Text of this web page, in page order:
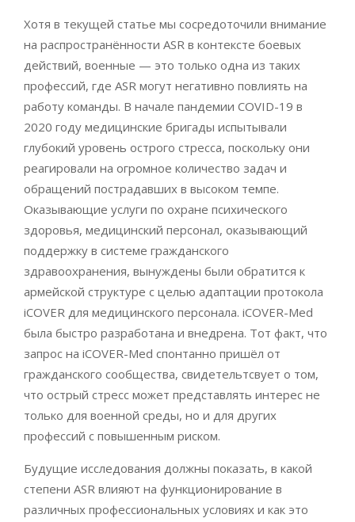
Хотя в текущей статье мы сосредоточили внимание
на распространённости ASR в контексте боевых
действий, военные — это только одна из таких
профессий, где ASR могут негативно повлиять на
работу команды. В начале пандемии COVID-19 в
2020 году медицинские бригады испытывали
глубокий уровень острого стресса, поскольку они
реагировали на огромное количество задач и
обращений пострадавших в высоком темпе.
Оказывающие услуги по охране психического
здоровья, медицинский персонал, оказывающий
поддержку в системе гражданского
здравоохранения, вынуждены были обратится к
армейской структуре с целью адаптации протокола
iCOVER для медицинского персонала. iCOVER-Med
была быстро разработана и внедрена. Тот факт, что
запрос на iCOVER-Med спонтанно пришёл от
гражданского сообщества, свидетельтсвует о том,
что острый стресс может представлять интерес не
только для военной среды, но и для других
профессий с повышенным риском.
Будущие исследования должны показать, в какой
степени ASR влияют на функционирование в
различных профессиональных условиях и как это